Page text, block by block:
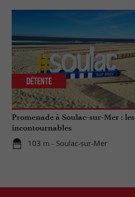
Promenade à Soulac-sur-Mer : les
incontournables
103 m - Soulac-sur-Mer
Détente